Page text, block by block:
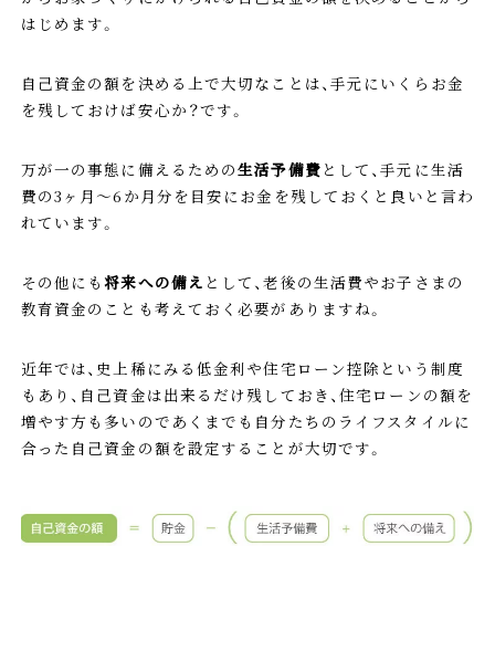
はじめます。
自己資金の額を決める上で大切なことは、手元にいくらお金
を残しておけば安心か？です。
万が一の事態に備えるための生活予備費 として、手元に生活
費の3ヶ月～6か月分を目安にお金を残しておくと良いと言わ
れています。
その他にも将来への備え として、老後の生活費やお子さまの
教育資金のことも考えておく必要がありますね。
近年では、史上稀にみる低金利や住宅ローン控除という制度
もあり、自己資金は出来るだけ残しておき、住宅ローンの額を
増やす方も多いのであくまでも自分たちのライフスタイルに
合った自己資金の額を設定することが大切です。